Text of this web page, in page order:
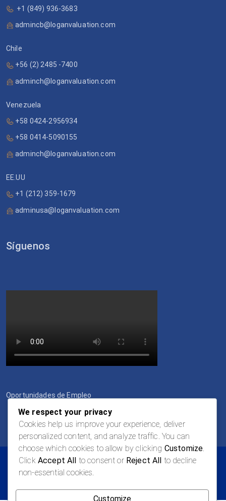
+1 (849) 936-3683
admincb@loganvaluation.com
Chile
+56 (2) 2485 -7400
adminch@loganvaluation.com
Venezuela
+58 0424-2956934
+58 0414-5090155
adminch@loganvaluation.com
EE.UU
+1 (212) 359-1679
adminusa@loganvaluation.com
Síguenos
Oportunidades de Empleo
© 2026 LOGAN Todos los derechos reservados
We respect your privacy
Cookies help us improve your experience, deliver
personalized content, and analyze traffic. You can
choose which cookies to allow by clicking Customize
Click Accept All to consent or Reject All to decline
non-essential cookies.
Customize